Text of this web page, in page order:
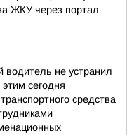
ЖКУ через портал
водитель не устранил
сегодня
средства